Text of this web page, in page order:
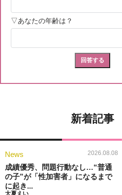
新着記事
News 2026.08.08
成績優秀、問題行動なし…“普通
の子”が「性加害者」になるまで
に起き...
大夏えい